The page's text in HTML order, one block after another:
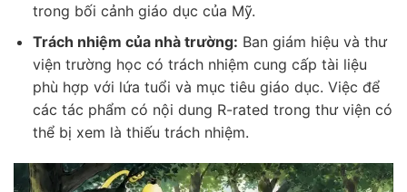
trong bối cảnh giáo dục của Mỹ.
Trách nhiệm của nhà trường: Ban giám hiệu và thư
viện trường học có trách nhiệm cung cấp tài liệu
phù hợp với lứa tuổi và mục tiêu giáo dục. Việc để
các tác phẩm có nội dung R-rated trong thư viện có
thể bị xem là thiếu trách nhiệm.